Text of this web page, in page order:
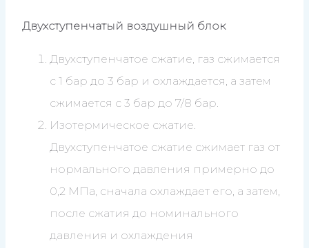
Двухступенчатый воздушный блок
Двухступенчатое сжатие, газ сжимается
с 1 бар до 3 бар и охлаждается, а затем
сжимается с 3 бар до 7/8 бар.
Изотермическое сжатие.
Двухступенчатое сжатие сжимает газ от
нормального давления примерно до
0,2 МПа, сначала охлаждает его, а затем,
после сжатия до номинального
давления и охлаждения